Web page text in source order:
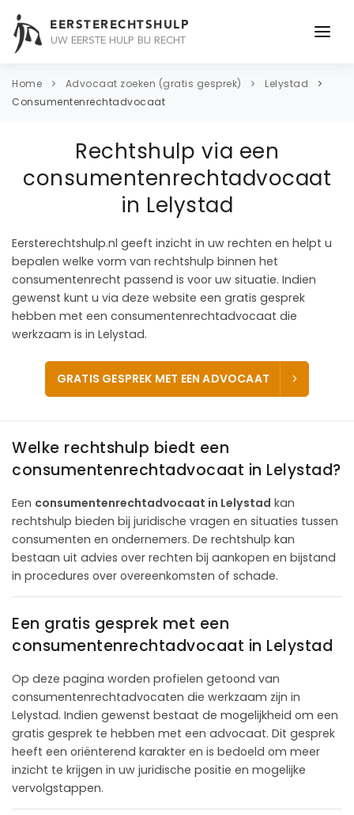
EERSTERECHTSHULP
UW EERSTE HULP BIJ RECHT
ONDERWERPEN
ADVOCAAT
OVER ONS
Home Advocaat zoeken (gratis gesprek)
Lelystad
Consumentenrechtadvocaat
Rechtshulp via een
consumentenrechtadvocaat
in Lelystad
Eersterechtshulp.nl geeft inzicht in uw rechten en helpt u
bepalen welke vorm van rechtshulp binnen het
consumentenrecht passend is voor uw situatie. Indien
gewenst kunt u via deze website een gratis gesprek
hebben met een consumentenrechtadvocaat die
werkzaam is in Lelystad.
GRATIS GESPREK MET EEN ADVOCAAT
Welke rechtshulp biedt een
consumentenrechtadvocaat in Lelystad?
Een consumentenrechtadvocaat in Lelystad kan
rechtshulp bieden bij juridische vragen en situaties tussen
consumenten en ondernemers. De rechtshulp kan
bestaan uit advies over rechten bij aankopen en bijstand
in procedures over overeenkomsten of schade.
Een gratis gesprek met een
consumentenrechtadvocaat in Lelystad
Op deze pagina worden profielen getoond van
consumentenrechtadvocaten die werkzaam zijn in
Lelystad. Indien gewenst bestaat de mogelijkheid om een
gratis gesprek te hebben met een advocaat. Dit gesprek
heeft een oriënterend karakter en is bedoeld om meer
inzicht te krijgen in uw juridische positie en mogelijke
vervolgstappen.